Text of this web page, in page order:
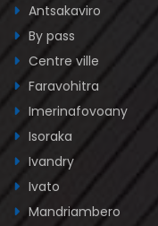
Antsakaviro
By pass
Centre ville
Faravohitra
Imerinafovoany
Isoraka
Ivandry
Ivato
Mandriambero